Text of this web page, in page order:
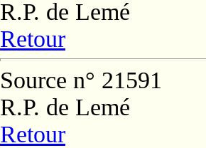
R.P. de Lemé
Retour
Source n° 21591
R.P. de Lemé
Retour